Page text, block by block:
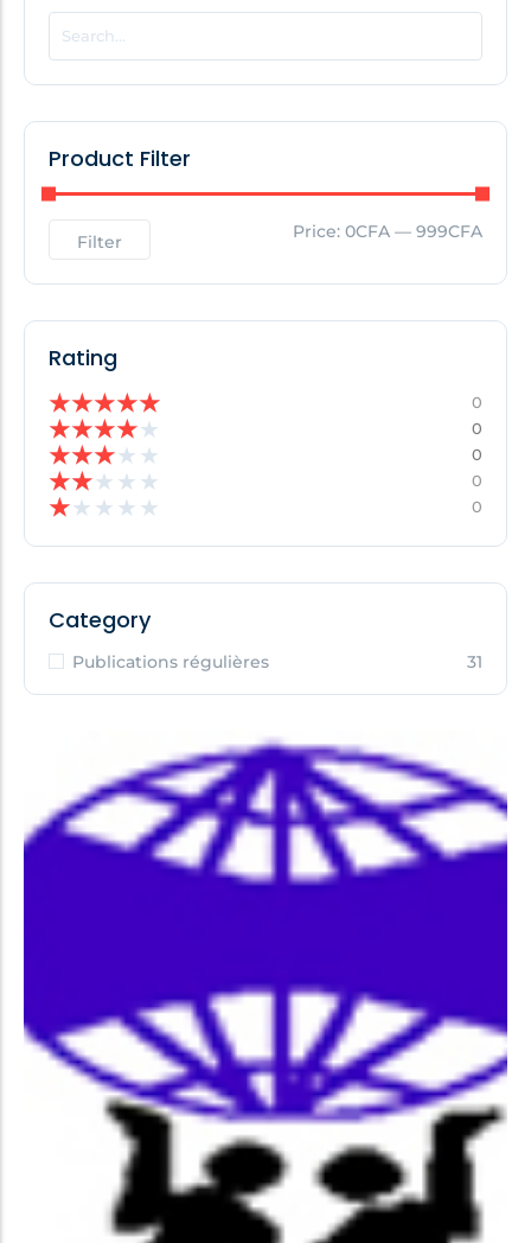
POPULAR THIS WEEK
No Posts Found!
No Posts Found!
Product Filter
Filter Price: 0CFA — 999CFA
Rating
★★★★★ 0
★★★★★ 0
★★★★ ★ 0
★★★ ★ ★ 0
★★ ★ ★ ★ 0
Category
Publications régulières 31